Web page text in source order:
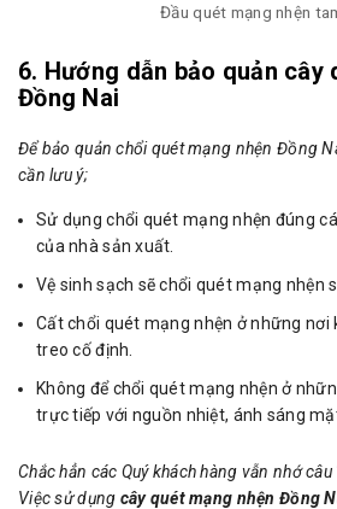
Đầu quét mạng nhện
6. Hướng dẫn bảo quản cây
Đồng Nai
Để bảo quản chổi quét mạng nhện Đồng
cần lưu ý;
Sử dụng chổi quét mạng nhện đúng
của nhà sản xuất.
Vệ sinh sạch sẽ chổi quét mạng nhện
Cất chổi quét mạng nhện ở những nơi
treo cố định.
Không để chổi quét mạng nhện ở
trực tiếp với nguồn nhiệt, ánh sáng
Chắc hẳn các Quý khách hàng vẫn nhớ câu
Việc sử dụng cây quét mạng nhện Đồng